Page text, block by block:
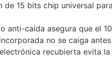
de 15 bits chip universal
anti-caída asegura que el
no se caiga
recubierta evita